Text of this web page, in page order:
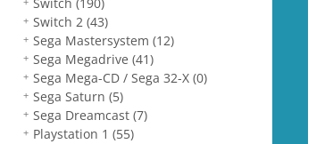
Switch 2(43)
Sega Mastersystem(12)
Sega Megadrive(41)
Sega Mega-CD / Sega 32-X(0)
Sega Saturn(5)
Sega Dreamcast(7)
Playstation 1(55)